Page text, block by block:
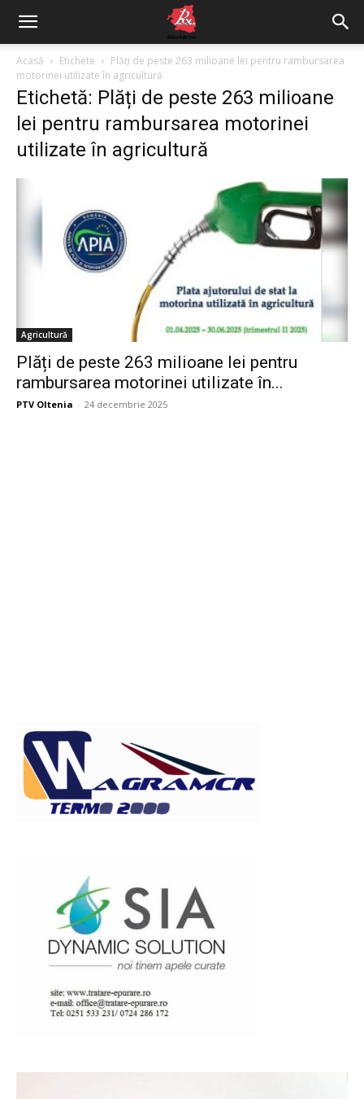
Acasă Etichete
Plăți de peste 263 milioane lei pentru rambursarea
motorinei utilizate în agricultură
Etichetă: Plăți de peste 263 milioane
lei pentru rambursarea motorinei
utilizate în agricultură
Agricultură
Plăți de peste 263 milioane lei pentru
rambursarea motorinei utilizate în...
PTV Oltenia - 24 decembrie 2025